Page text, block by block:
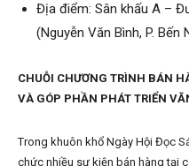
Địa điểm: Sân khấu A –
(Nguyễn Văn Bình, P. Bến
CHUỖI CHƯƠNG TRÌNH BÁN
VÀ GÓP PHẦN PHÁT TRIỂN
Trong khuôn khổ Ngày Hội Đọc
chức nhiều sự kiện bán hàng tại